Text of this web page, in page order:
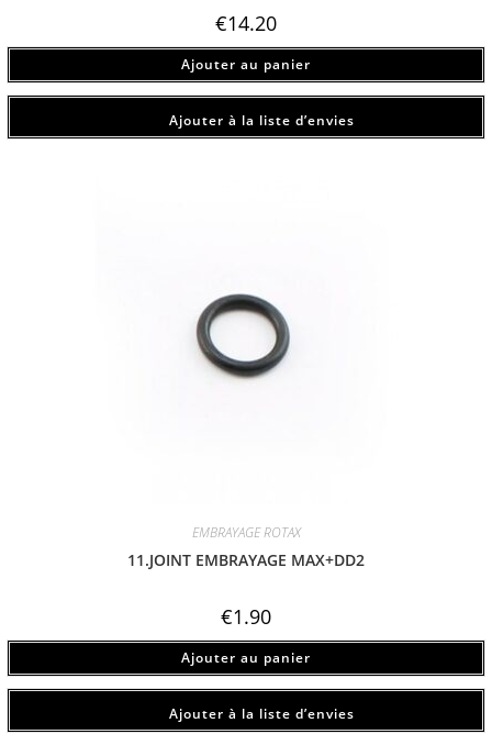
€14.20
Ajouter au panier
Ajouter à la liste d’envies
EMBRAYAGE ROTAX
11.JOINT EMBRAYAGE MAX+DD2
€1.90
Ajouter au panier
Ajouter à la liste d’envies